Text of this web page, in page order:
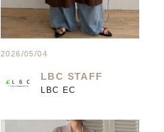
2026/05/04
LBC STAFF
LBC EC